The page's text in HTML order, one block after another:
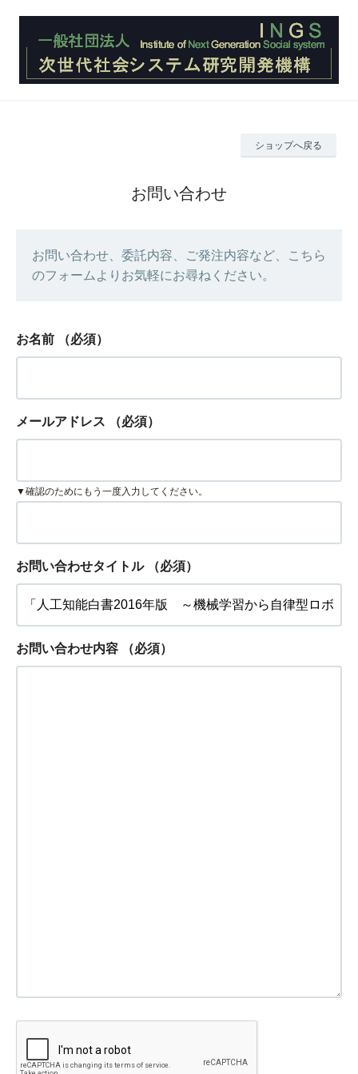
ショップへ戻る
お問い合わせ
お問い合わせ、委託内容、ご発注内容など、こちら
のフォームよりお気軽にお尋ねください。
お名前 （必須）
メールアドレス （必須）
▼確認のためにもう一度入力してください。
お問い合わせタイトル （必須）
お問い合わせ内容 （必須）